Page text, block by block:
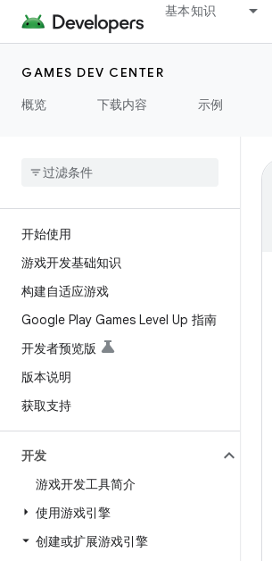
基本知识
GAMES DEV CENTER
概览
下载内容 示例
开始使用
游戏开发基础知识
构建自适应游戏
Google Play Games Level Up 指南
开发者预览版
版本说明
获取支持
开发
游戏开发工具简介
使用游戏引擎
创建或扩展游戏引擎